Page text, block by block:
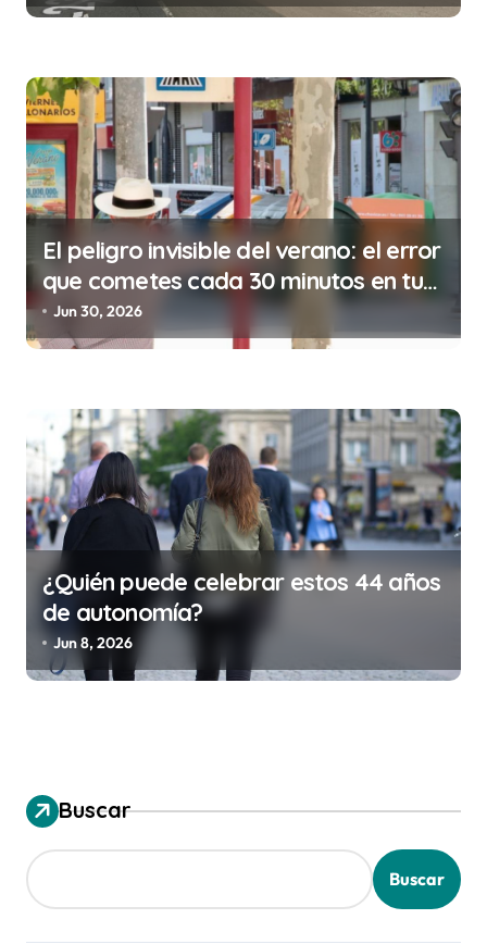
n
r
a
d
a
s
El peligro invisible del verano: el error
que cometes cada 30 minutos en tu
trabajo (y la ilegalidad que te puede
costar la vida)
Jun 30, 2026
¿Quién puede celebrar estos 44 años
de autonomía?
Jun 8, 2026
Buscar
Buscar